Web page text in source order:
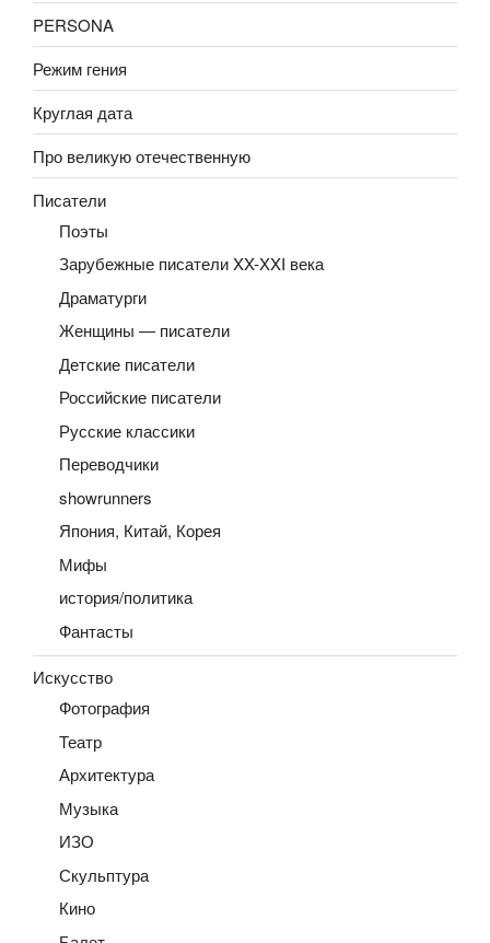
PERSONA
Режим гения
Круглая дата
Про великую отечественную
Писатели
Поэты
Зарубежные писатели XX-XXI века
Драматурги
Женщины — писатели
Детские писатели
Российские писатели
Русские классики
Переводчики
showrunners
Япония, Китай, Корея
Мифы
история/политика
Фантасты
Искусство
Фотография
Театр
Архитектура
Музыка
ИЗО
Скульптура
Кино